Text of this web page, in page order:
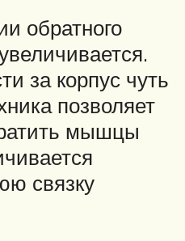
обратного
за корпус чуть
позволяет
мышцы
связку